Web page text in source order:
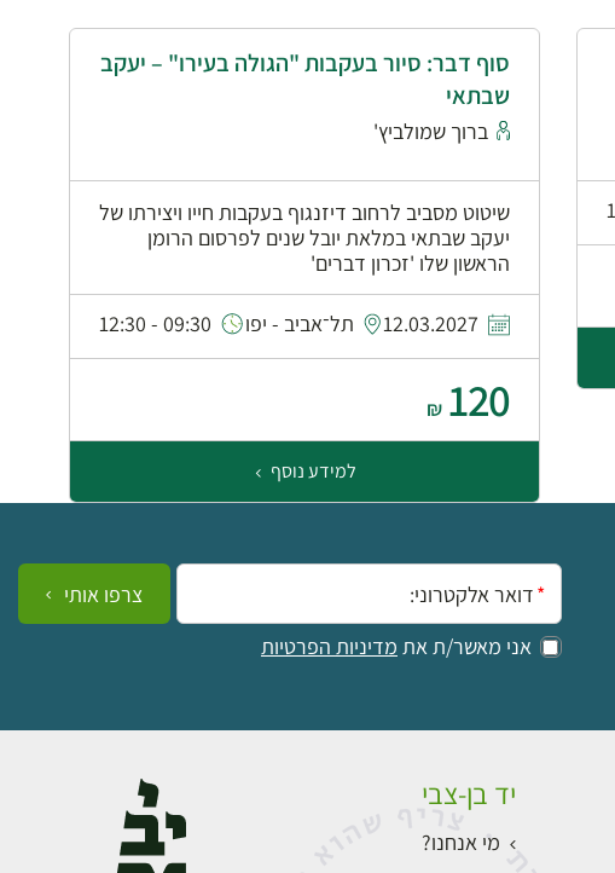
סוף דבר: סיור בעקבות "הגולה בעירו" – יעקב
שבתאי
ברוך שמולביץ'
שיטוט מסביב לרחוב דיזנגוף בעקבות חייו ויצירתו של
יעקב שבתאי במלאת יובל שנים לפרסום הרומן
הראשון שלו 'זכרון דברים'
12.03.2027 תל־אביב - יפו 09:30 - 12:30
120
₪
למידע נוסף
אימייל:
אני מאשר/ת את מדיניות הפרטיות
צרפו אותי
יד בן-צבי
מי אנחנו?